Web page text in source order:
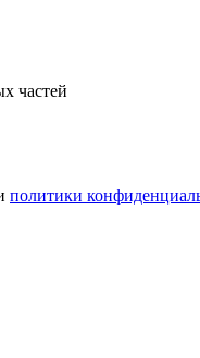
частей
политики